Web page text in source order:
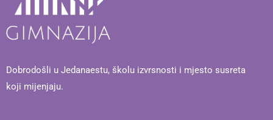
Dobrodošli u Jedanaestu, školu izvrsnosti i mjesto susreta
koji mijenjaju.